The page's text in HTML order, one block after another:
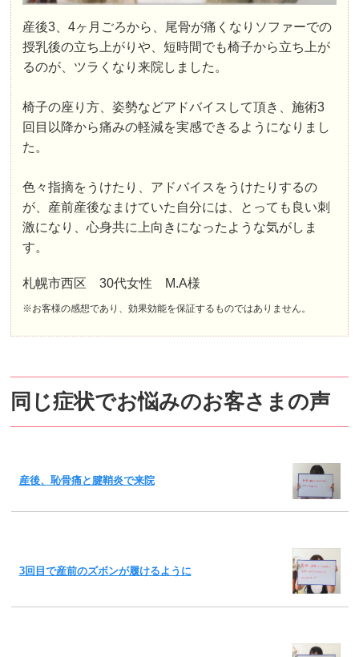
産後3、4ヶ月ごろから、尾骨が痛くなりソファーでの
授乳後の立ち上がりや、短時間でも椅子から立ち上が
るのが、ツラくなり来院しました。
椅子の座り方、姿勢などアドバイスして頂き、施術3
回目以降から痛みの軽減を実感できるようになりまし
た。
色々指摘をうけたり、アドバイスをうけたりするの
が、産前産後なまけていた自分には、とっても良い刺
激になり、心身共に上向きになったような気がしま
す。
札幌市西区 30代女性 M.A様
※お客様の感想であり、効果効能を保証するものではありません。
同じ症状でお悩みのお客さまの声
産後、恥骨痛と腱鞘炎で来院
3回目で産前のズボンが履けるように